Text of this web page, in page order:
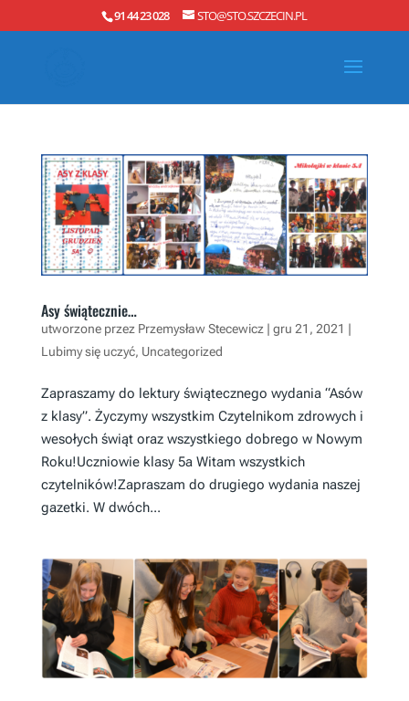
91 44 23 028 STO@STO.SZCZECIN.PL
Asy świątecznie…
utworzone przez Przemysław Stecewicz | gru 21, 2021 |
Lubimy się uczyć, Uncategorized
Zapraszamy do lektury świątecznego wydania “Asów
z klasy”. Życzymy wszystkim Czytelnikom zdrowych i
wesołych świąt oraz wszystkiego dobrego w Nowym
Roku!Uczniowie klasy 5a Witam wszystkich
czytelników!Zapraszam do drugiego wydania naszej
gazetki. W dwóch...